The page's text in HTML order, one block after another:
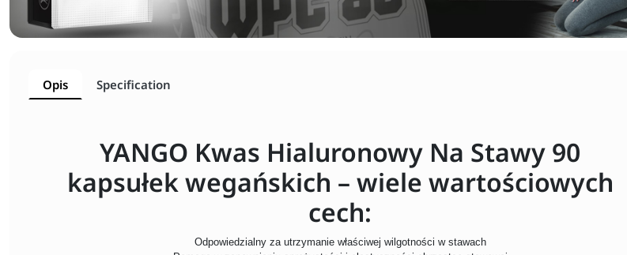
Opis Specification
YANGO Kwas Hialuronowy Na Stawy 90
kapsułek wegańskich – wiele wartościowych
cech:
Odpowiedzialny za utrzymanie właściwej wilgotności w stawach